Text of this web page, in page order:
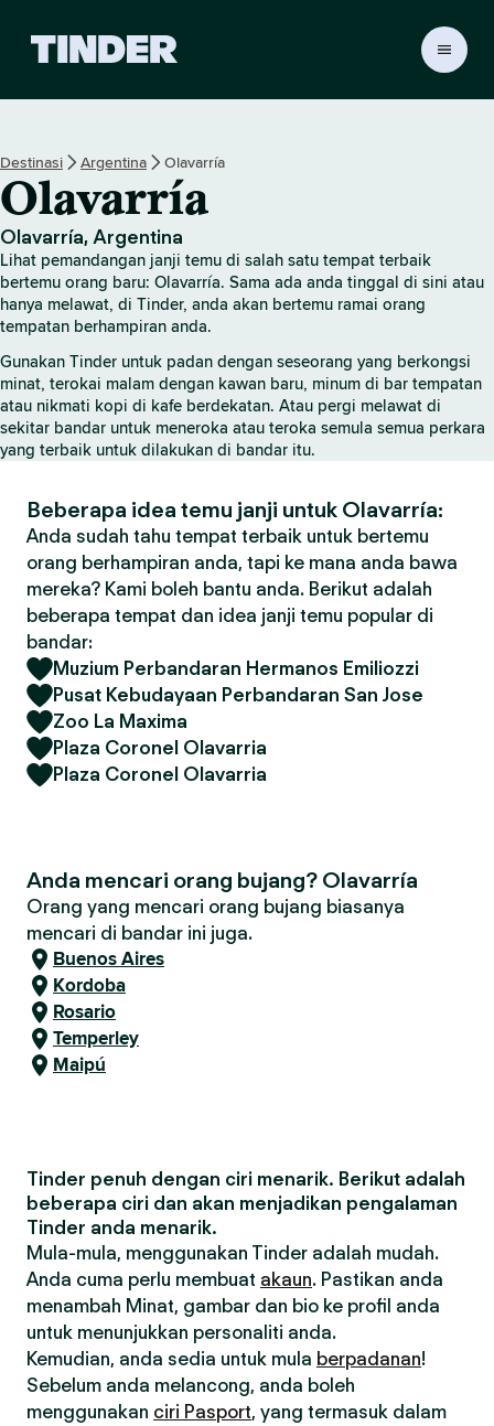
a
n
U
a
m
a
T
n
d
e
r
Destinasi Argentina Olavarría
Olavarría
Olavarría, Argentina
Lihat pemandangan janji temu di salah satu tempat terbaik
bertemu orang baru: Olavarría. Sama ada anda tinggal di sini atau
hanya melawat, di Tinder, anda akan bertemu ramai orang
tempatan berhampiran anda.
Gunakan Tinder untuk padan dengan seseorang yang berkongsi
minat, terokai malam dengan kawan baru, minum di bar tempatan
atau nikmati kopi di kafe berdekatan. Atau pergi melawat di
sekitar bandar untuk meneroka atau teroka semula semua perkara
yang terbaik untuk dilakukan di bandar itu.
Beberapa idea temu janji untuk Olavarría:
Anda sudah tahu tempat terbaik untuk bertemu
orang berhampiran anda, tapi ke mana anda bawa
mereka? Kami boleh bantu anda. Berikut adalah
beberapa tempat dan idea janji temu popular di
bandar:
Muzium Perbandaran Hermanos Emiliozzi
Pusat Kebudayaan Perbandaran San Jose
Zoo La Maxima
Plaza Coronel Olavarria
Plaza Coronel Olavarria
Anda mencari orang bujang? Olavarría
Orang yang mencari orang bujang biasanya
mencari di bandar ini juga.
Buenos Aires
Kordoba
Rosario
Temperley
Maipú
Tinder penuh dengan ciri menarik. Berikut adalah
beberapa ciri dan akan menjadikan pengalaman
Tinder anda menarik.
Mula-mula, menggunakan Tinder adalah mudah.
Anda cuma perlu membuat akaun. Pastikan anda
menambah Minat, gambar dan bio ke profil anda
untuk menunjukkan personaliti anda.
Kemudian, anda sedia untuk mula berpadanan!
Sebelum anda melancong, anda boleh
menggunakan ciri Pasport, yang termasuk dalam